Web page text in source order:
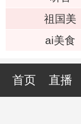
祖国美
ai美食
首页 直播